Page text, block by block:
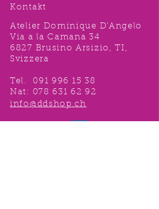
Kontakt
Atelier Dominique D'Angelo
Via a la Camana 34
6827 Brusino Arsizio, TI,
Svizzera
Tel. 091 996 15 38
Nat: 078 631 62 92
info@ddshop.ch